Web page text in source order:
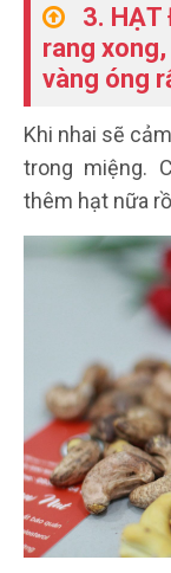
3. HẠT
rang
vàng óng
Khi nhai sẽ
trong miệng.
thêm hạt nữa